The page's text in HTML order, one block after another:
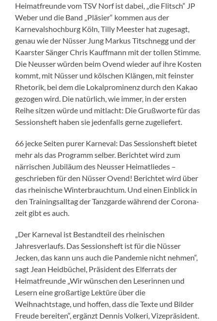
Heimatfreunde vom TSV Norf ist dabei, „die Flitsch“ JP
Weber und die Band „Pläsier“ kommen aus der
Karnevalshochburg Köln, Tilly Meester hat zugesagt,
genau wie der Nüsser Jung Markus Titschnegg und der
Kaarster Sänger Chris Kauffmann mit der tollen Stimme.
Die Neusser würden beim Ovend wieder auf ihre Kosten
kommt, mit Nüsser und kölschen Klängen, mit feinster
Rhetorik, bei dem die Lokalprominenz durch den Kakao
gezogen wird. Die natürlich, wie immer, in der ersten
Reihe sitzen würde und mitlacht: Die Grußworte für das
Sessionsheft haben sie jedenfalls gerne zugeliefert.
66 jecke Seiten purer Karneval: Das Sessionsheft bietet
mehr als das Programm selber. Berichtet wird zum
närrischen Jubiläum des Neusser Heimatliedes –
geschrieben für den Nüsser Ovend! Berichtet wird über
das rheinische Winterbrauchtum. Und einen Einblick in
den Trainingsalltag der Tanzgarde während der Corona-
zeit gibt es auch.
„Der Karneval ist Bestandteil des rheinischen
Jahresverlaufs. Das Sessionsheft ist für die Nüsser
Jecken, das kann uns auch die Pandemie nicht nehmen“,
sagt Jean Heidbüchel, Präsident des Elferrats der
Heimatfreunde „Wir wünschen den Leserinnen und
Lesern eine großartige Lektüre über die
Weihnachtstage, und hoffen, dass die Texte und Bilder
Freude bereiten“, ergänzt Dennis Volkeri, Vizepräsident.